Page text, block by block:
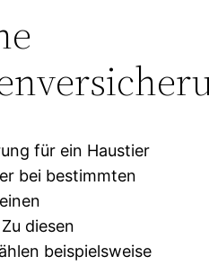
für ein Haustier
bei bestimmten
diesen
beispielsweise